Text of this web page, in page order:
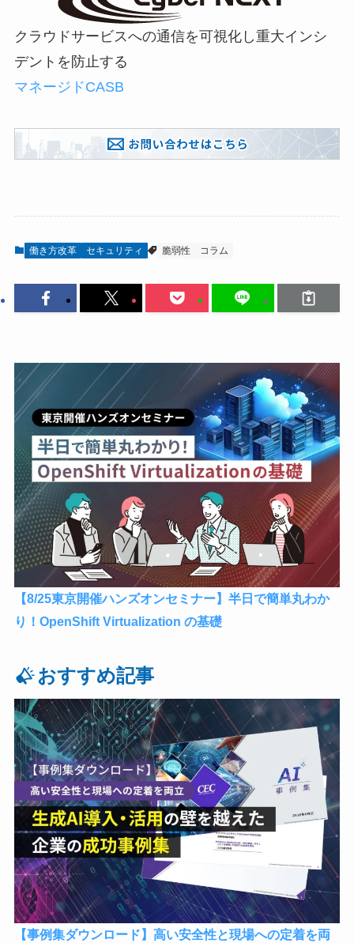
クラウドサービスへの通信を可視化し重大インシ
デントを防止する
マネージドCASB
働き方改革 セキュリティ 脆弱性 コラム
【8/25東京開催ハンズオンセミナー】半日で簡単丸わか
り！OpenShift Virtualization の基礎
おすすめ記事
【事例集ダウンロード】高い安全性と現場への定着を両